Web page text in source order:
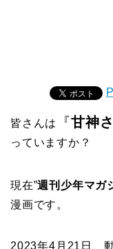
皆さんは 『甘神
っていますか？
現在”週刊少年マガ
漫画です。
2023年4月21日、